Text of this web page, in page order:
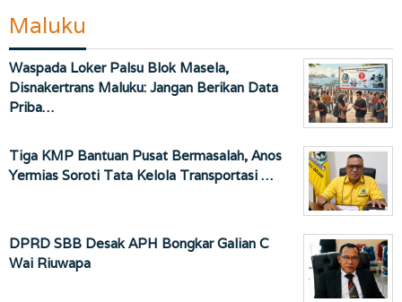
Maluku
Waspada Loker Palsu Blok Masela,
Disnakertrans Maluku: Jangan Berikan Data
Priba…
Tiga KMP Bantuan Pusat Bermasalah, Anos
Yermias Soroti Tata Kelola Transportasi …
DPRD SBB Desak APH Bongkar Galian C
Wai Riuwapa